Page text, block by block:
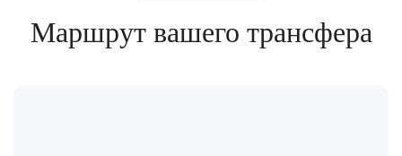
Маршрут вашего трансфера